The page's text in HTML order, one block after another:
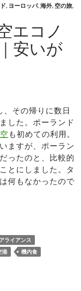
, ヨーロッパ,海外, 空の旅,
エコノ
安いが
、その帰りに数日
した。ポーランド
も初めての利用。
ますが、ポーラン
ったのと、比較的
とにしました。タ
何もなかったので
ークラス搭乗記｜安
ライアンス
港
機内食